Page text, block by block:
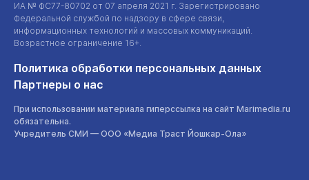
ИА № ФС77-80702 от 07 апреля 2021 г. Зарегистрировано
Федеральной службой по надзору в сфере связи,
информационных технологий и массовых коммуникаций.
Возрастное ограничение 16+.
Политика обработки персональных данных
Партнеры о нас
При использовании материала гиперссылка на сайт Marimedia.ru
обязательна.
Учредитель СМИ — ООО «Медиа Траст Йошкар-Ола»